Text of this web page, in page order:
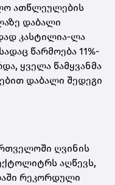
ათწლეულების
დაბალი
კასტილია-ლა
წარმოება 11%-
ყველა წამყვანმა
დაბალი შედეგი
ღვინის
აღწევს,
რეკორდული